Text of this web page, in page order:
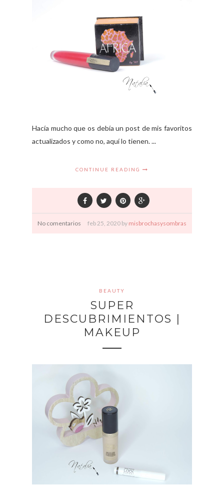
Hacía mucho que os debía un post de mis favoritos
actualizados y como no, aquí lo tienen. ...
CONTINUE READING
No comentarios feb25, 2020 by misbrochasysombras
BEAUTY
SUPER
DESCUBRIMIENTOS |
MAKEUP